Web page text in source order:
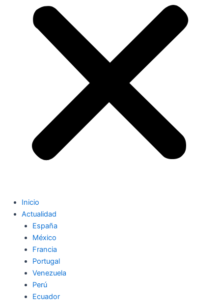
Inicio
Actualidad
España
México
Francia
Portugal
Venezuela
Perú
Ecuador